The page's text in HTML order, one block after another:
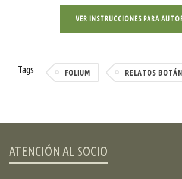
VER INSTRUCCIONES PARA
Tags FOLIUM RELATOS
ATENCIÓN AL SOCIO